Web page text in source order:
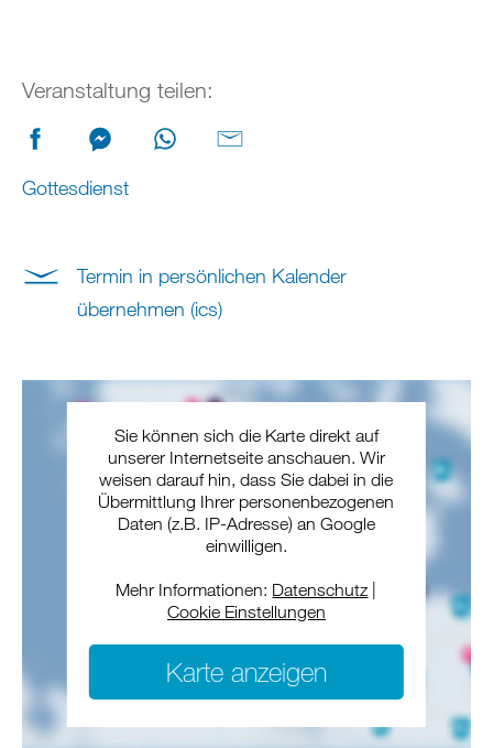
Veranstaltung teilen:
Gottesdienst
Termin in persönlichen Kalender
übernehmen (ics)
Sie können sich die Karte direkt auf
unserer Internetseite anschauen. Wir
weisen darauf hin, dass Sie dabei in die
Übermittlung Ihrer personenbezogenen
Daten (z.B. IP-Adresse) an Google
einwilligen.
Mehr Informationen: Datenschutz
Cookie Einstellungen
Karte anzeigen